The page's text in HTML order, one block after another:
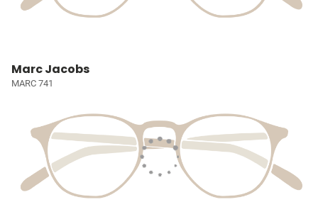
Marc Jacobs
MARC 741